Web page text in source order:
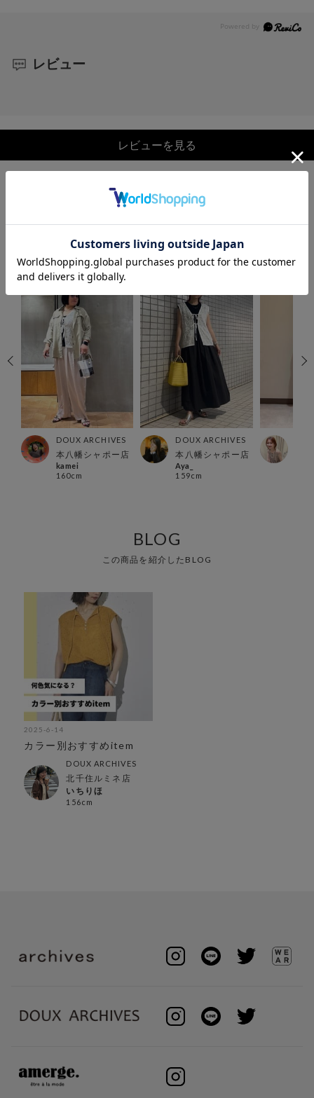
レビュー
レビューを見る
COORDINATE
この商品を使ったCOORDINATE
DOUX ARCHIVES
本八幡シャポー店
kamei
160cm
DOUX ARCHIVES
本八幡シャポー店
Aya_
159cm
BLOG
この商品を紹介したBLOG
2025-6-14
カラー別おすすめitem
DOUX ARCHIVES
北千住ルミネ店
いちりほ
156cm